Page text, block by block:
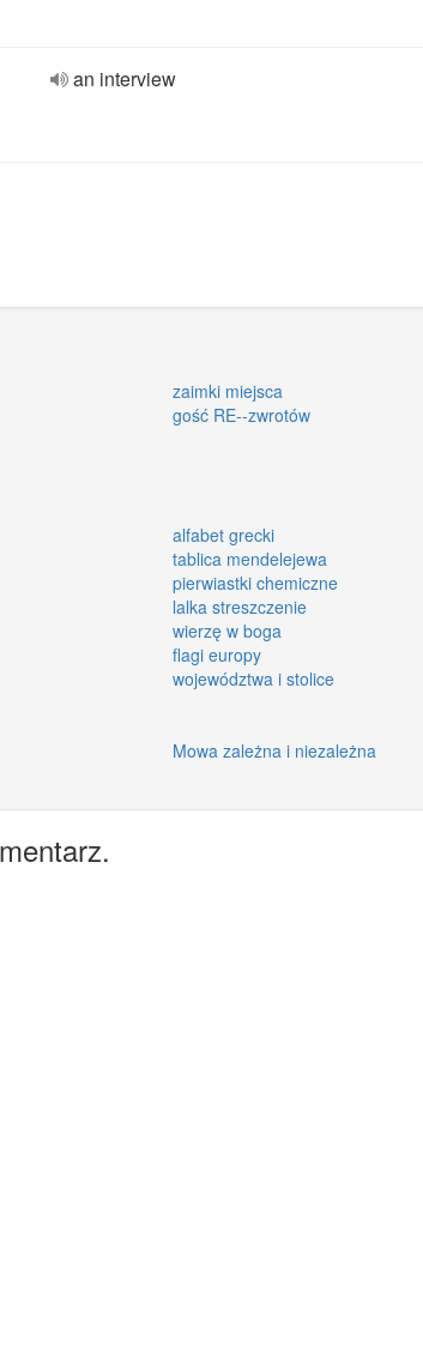
an interview
zaimki miejsca
gość RE--zwrotów
alfabet grecki
tablica mendelejewa
pierwiastki chemiczne
lalka streszczenie
wierzę w boga
flagi europy
województwa i stolice
Mowa zależna i niezależna